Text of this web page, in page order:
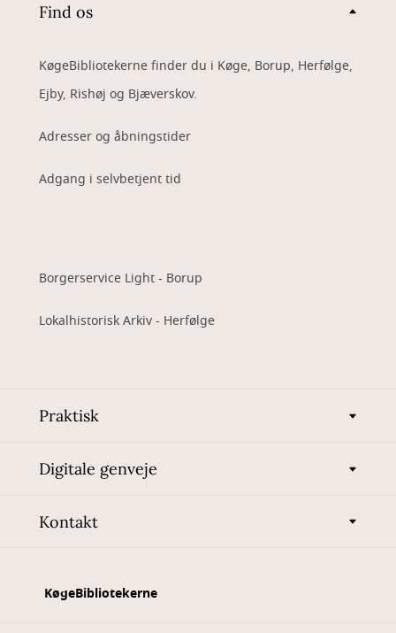
Find os
KøgeBibliotekerne finder du i Køge, Borup, Herfølge,
Ejby, Rishøj og Bjæverskov.
Adresser og åbningstider
Adgang i selvbetjent tid
Borgerservice Light - Borup
Lokalhistorisk Arkiv - Herfølge
Praktisk
Digitale genveje
Kontakt
KøgeBibliotekerne